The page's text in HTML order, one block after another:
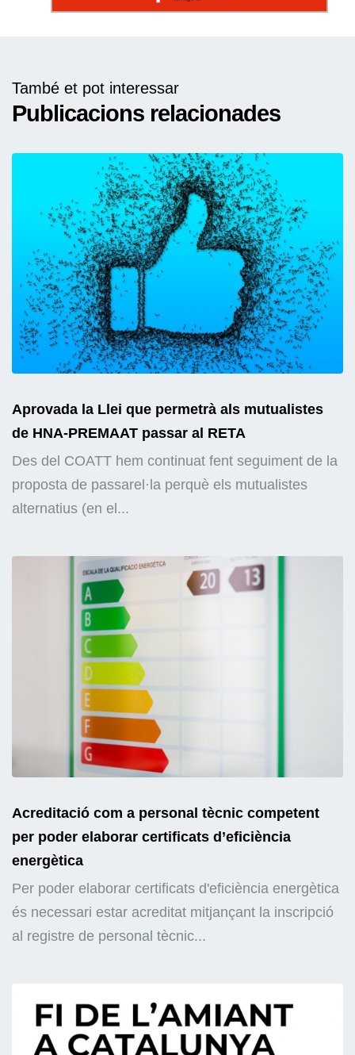
També et pot interessar
Publicacions relacionades
Aprovada la Llei que permetrà als mutualistes
de HNA-PREMAAT passar al RETA
Des del COATT hem continuat fent seguiment de la
proposta de passarel·la perquè els mutualistes
alternatius (en el...
Acreditació com a personal tècnic competent
per poder elaborar certificats d’eficiència
energètica
Per poder elaborar certificats d'eficiència energètica
és necessari estar acreditat mitjançant la inscripció
al registre de personal tècnic...